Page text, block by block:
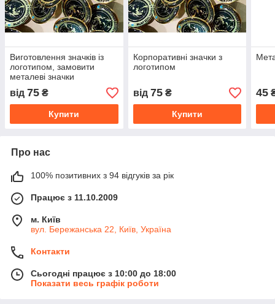
Виготовлення значків із
логотипом, замовити
металеві значки
від 75 ₴
Купити
Корпоративні значки з
логотипом
від 75₴
Купити
45
Про нас
100% позитивних з 94 відгуків за рік
Працює з 11.10.2009
м. Київ
вул. Бережанська 22, Київ, Україна
Контакти
Сьогодні працює з 10:00 до 18:00
Показати весь графік роботи